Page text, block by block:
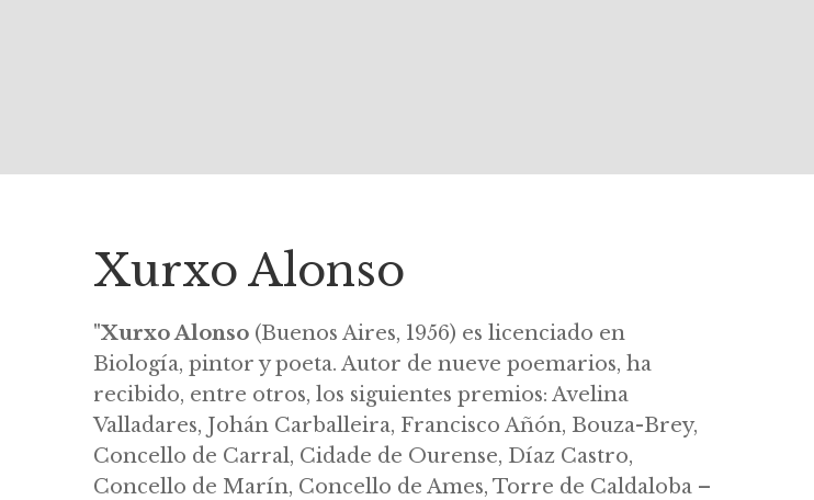
Xurxo Alonso
"Xurxo Alonso (Buenos Aires, 1956) es licenciado en
Biología, pintor y poeta. Autor de nueve poemarios, ha
recibido, entre otros, los siguientes premios: Avelina
Valladares, Johán Carballeira, Francisco Añón, Bouza-Brey,
Concello de Carral, Cidade de Ourense, Díaz Castro,
Concello de Marín, Concello de Ames, Torre de Caldaloba –